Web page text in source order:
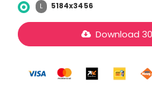
L 5184x3456
Download